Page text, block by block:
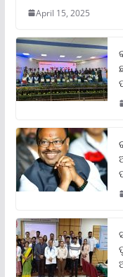
April 15, 2025